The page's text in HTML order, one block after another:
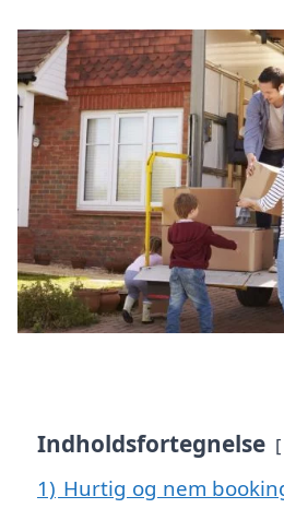
Indholdsfortegnelse
1) Hurtig og nem